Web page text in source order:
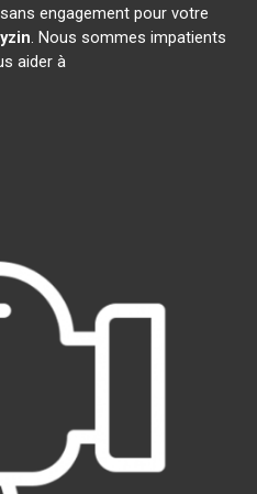
engagement pour votre
. Nous sommes impatients
aider à